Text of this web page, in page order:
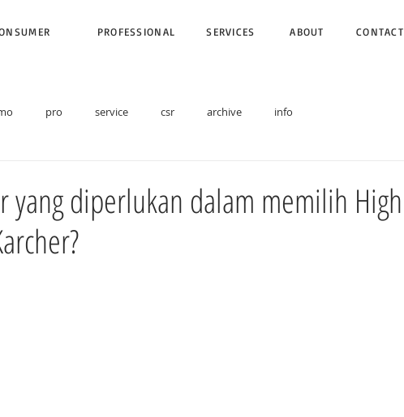
PROFESSIONAL SERVICES ABOUT CONTACT
pro service csr archive info
yang diperlukan dalam memilih High